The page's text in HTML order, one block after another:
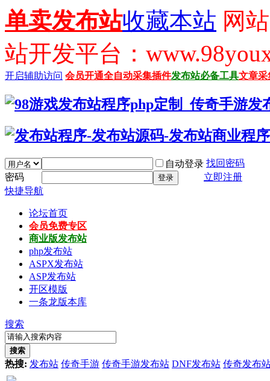
单卖发布站收藏本站 网
站开发平台：
开启辅助访问 会员开通全自动采集插件发布站必备工具文章采
自动登录 找回密码
密码
登录
立即注册
快捷导航
论坛首页
会员免费专区
商业版发布站
php发布站
ASPX发布站
ASP发布站
开区模版
一条龙版本库
搜索
搜索
热搜: 发布站 传奇手游 传奇手游发布站 DNF发布站 传奇发布